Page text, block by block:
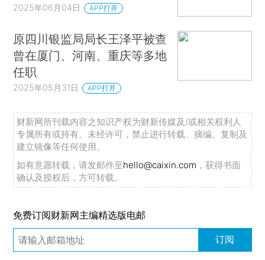
2025年06月04日 APP打开
原四川银监局局长王泽平被查
曾在厦门、河南、重庆等多地
任职
2025年05月31日 APP打开
财新网所刊载内容之知识产权为财新传媒及/或相关权利人
专属所有或持有。未经许可，禁止进行转载、摘编、复制及
建立镜像等任何使用。
如有意愿转载，请发邮件至hello@caixin.com ，获得书面
确认及授权后，方可转载。
免费订阅财新网主编精选版电邮
订阅